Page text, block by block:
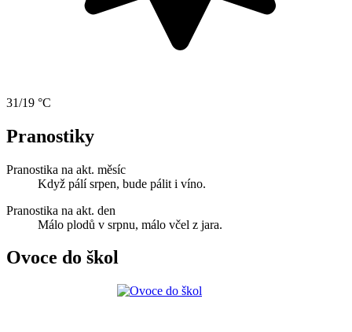
31/19 °C
Pranostiky
Pranostika na akt. měsíc
Když pálí srpen, bude pálit i víno.
Pranostika na akt. den
Málo plodů v srpnu, málo včel z jara.
Ovoce do škol